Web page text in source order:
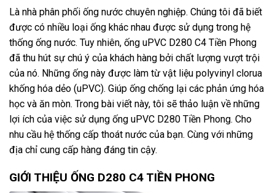
Là nhà phân phối ống nước chuyên nghiệp. Chúng tôi đã biết
được có nhiều loại ống khác nhau được sử dụng trong hệ
thống ống nước. Tuy nhiên, ống uPVC D280 C4 Tiền Phong
đã thu hút sự chú ý của khách hàng bởi chất lượng vượt trội
của nó. Những ống này được làm từ vật liệu polyvinyl clorua
khống hóa dẻo (uPVC). Giúp ống chống lại các phản ứng hóa
học và ăn mòn. Trong bài viết này, tôi sẽ thảo luận về những
lợi ích của việc sử dụng ống uPVC D280 Tiền Phong. Cho
nhu cầu hệ thống cấp thoát nước của bạn. Cùng với những
địa chỉ cung cấp hàng đáng tin cậy.
GIỚI THIỆU ỐNG D280 C4 TIỀN PHONG